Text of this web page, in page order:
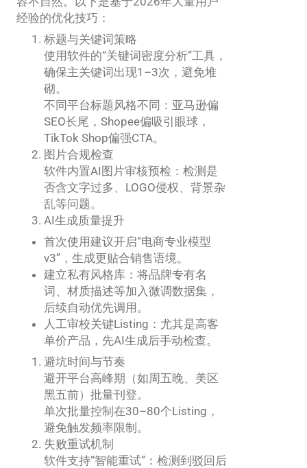
经验的优化技巧：
标题与关键词策略
使用软件的“关键词密度分析”工具，
确保主关键词出现1–3次，避免堆
砌。
不同平台标题风格不同：亚马逊偏
SEO长尾，Shopee偏吸引眼球，
TikTok Shop偏强CTA。
图片合规检查
软件内置AI图片审核预检：检测是
否含文字过多、LOGO侵权、背景杂
乱等问题。
AI生成质量提升
首次使用建议开启“电商专业模型
v3”，生成更贴合销售语境。
建立私有风格库：将品牌专有名
词、材质描述等加入微调数据集，
后续自动优先调用。
人工审校关键Listing：尤其是高客
单价产品，先AI生成后手动检查。
避坑时间与节奏
避开平台高峰期（如周五晚、美区
黑五前）批量刊登。
单次批量控制在30–80个Listing，
避免触发频率限制。
失败重试机制
软件支持“智能重试”：检测到驳回后